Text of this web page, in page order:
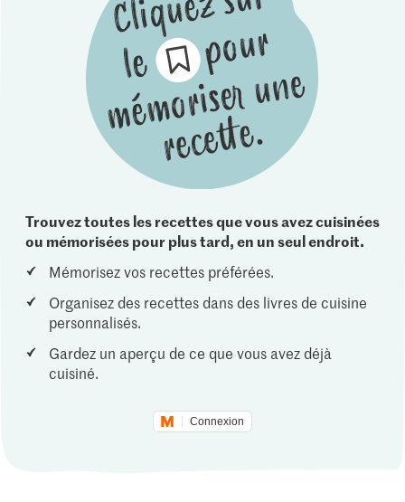
Trouvez toutes les recettes que vous avez cuisinées
ou mémorisées pour plus tard, en un seul endroit.
Mémorisez vos recettes préférées.
Organisez des recettes dans des livres de cuisine
personnalisés.
Gardez un aperçu de ce que vous avez déjà
cuisiné.
Connexion